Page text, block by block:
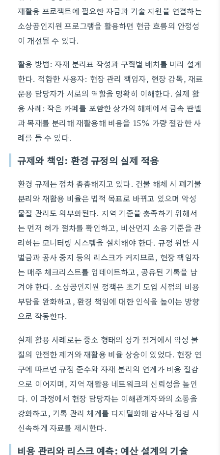
재활용 프로젝트에 필요한 자금과 기술 지원을 연결하는
소상공인지원 프로그램을 활용하면 현금 흐름의 안정성
이 개선될 수 있다.
활용 방법: 자재 분리표 작성과 구획별 배치를 미리 설계
한다. 적합한 사용자: 현장 관리 책임자, 현장 감독, 재료
운용 담당자가 서로의 역할을 명확히 이해한다. 실제 활
용 사례: 작은 카페를 포함한 상가의 해체에서 금속 판넬
과 목재를 분리해 재활용해 비용을 15% 가량 절감한 사
례를 들 수 있다.
규제와 책임: 환경 규정의 실제 적용
환경 규제는 점차 촘촘해지고 있다. 건물 해체 시 폐기물
분리와 재활용 비율은 법적 목표로 바뀌고 있으며 악성
물질 관리도 의무화된다. 지역 기준을 충족하기 위해서
는 먼저 허가 절차를 확인하고, 비산먼지 소음 기준을 관
리하는 모니터링 시스템을 설치해야 한다. 규정 위반 시
벌금과 공사 중지 등의 리스크가 커지므로, 현장 책임자
는 매주 체크리스트를 업데이트하고, 공유된 기록을 남
겨야 한다. 소상공인지원 정책은 초기 도입 시점의 비용
부담을 완화하고, 환경 책임에 대한 인식을 높이는 방향
으로 작동한다.
실제 활용 사례로는 중소 형태의 상가 철거에서 악성 물
질의 안전한 제거와 재활용 비율 상승이 있었다. 현장 연
구에 따르면 규정 준수와 자재 분리의 연계가 비용 절감
으로 이어지며, 지역 재활용 네트워크의 신뢰성을 높인
다. 이 과정에서 현장 담당자는 이해관계자와의 소통을
강화하고, 기록 관리 체계를 디지털화해 감사나 점검 시
신속하게 자료를 제시한다.
비용 관리와 리스크 예측: 예산 설계의 기술